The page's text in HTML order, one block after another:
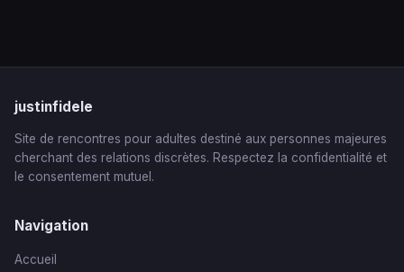
justinfidele
Site de rencontres pour adultes destiné aux personnes majeures
cherchant des relations discrètes. Respectez la confidentialité et
le consentement mutuel.
Navigation
Accueil